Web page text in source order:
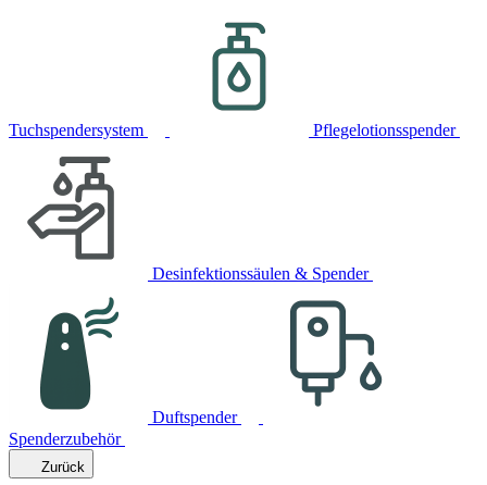
Tuchspendersystem Pflegelotionsspender
Desinfektionssäulen & Spender
Duftspender
Spenderzubehör
Zurück